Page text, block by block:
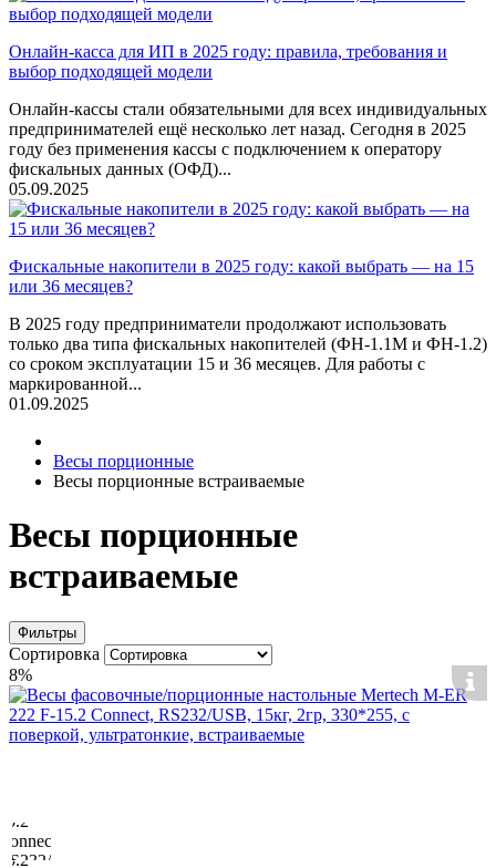
Онлайн-касса для ИП в 2025 году: правила, требования и
выбор подходящей модели
Онлайн-кассы стали обязательными для всех индивидуальных
предпринимателей ещё несколько лет назад. Сегодня в 2025
году без применения кассы с подключением к оператору
фискальных данных (ОФД)...
05.09.2025
Фискальные накопители в 2025 году: какой выбрать — на 15
или 36 месяцев?
В 2025 году предприниматели продолжают использовать
только два типа фискальных накопителей (ФН-1.1М и ФН-1.2)
со сроком эксплуатации 15 и 36 месяцев. Для работы с
маркированной...
01.09.2025
Весы порционные
Весы порционные встраиваемые
Весы порционные
встраиваемые
Фильтры
Сортировка
8%